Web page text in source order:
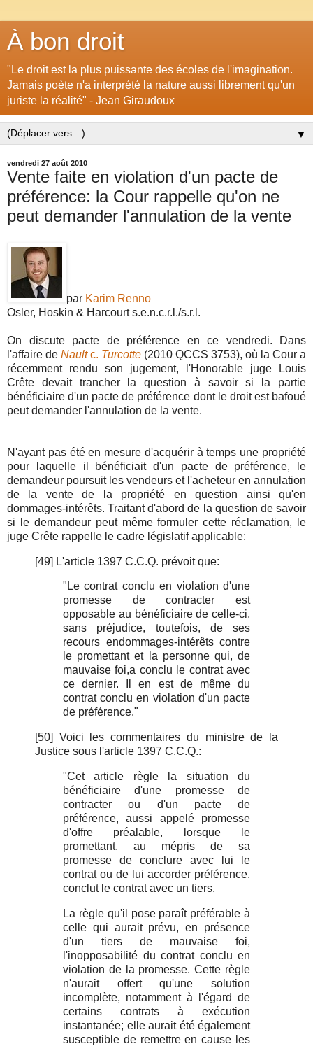
À bon droit
"Le droit est la plus puissante des écoles de l'imagination.
Jamais poète n'a interprété la nature aussi librement qu'un
juriste la réalité" - Jean Giraudoux
▼
vendredi 27 août 2010
Vente faite en violation d'un pacte de
préférence: la Cour rappelle qu'on ne
peut demander l'annulation de la vente
par Karim Renno
Osler, Hoskin & Harcourt s.e.n.c.r.l./s.r.l.
On discute pacte de préférence en ce vendredi. Dans
l'affaire de Naultc. Turcotte (2010 QCCS 3753), où la Cour a
récemment rendu son jugement, l'Honorable juge Louis
Crête devait trancher la question à savoir si la partie
bénéficiaire d'un pacte de préférence dont le droit est bafoué
peut demander l'annulation de la vente.
N'ayant pas été en mesure d'acquérir à temps une propriété
pour laquelle il bénéficiait d'un pacte de préférence, le
demandeur poursuit les vendeurs et l'acheteur en annulation
de la vente de la propriété en question ainsi qu'en
dommages-intérêts. Traitant d'abord de la question de savoir
si le demandeur peut même formuler cette réclamation, le
juge Crête rappelle le cadre législatif applicable:
[49] L'article 1397 C.C.Q. prévoit que:
"Le contrat conclu en violation d'une
promesse de contracter est
opposable au bénéficiaire de celle-ci,
sans préjudice, toutefois, de ses
recours endommages-intérêts contre
le promettant et la personne qui, de
mauvaise foi,a conclu le contrat avec
ce dernier. Il en est de même du
contrat conclu en violation d'un pacte
de préférence."
[50] Voici les commentaires du ministre de la
Justice sous l'article 1397 C.C.Q.:
"Cet article règle la situation du
bénéficiaire d'une promesse de
contracter ou d'un pacte de
préférence, aussi appelé promesse
d'offre préalable, lorsque le
promettant, au mépris de sa
promesse de conclure avec lui le
contrat ou de lui accorder préférence,
conclut le contrat avec un tiers.
La règle qu'il pose paraît préférable à
celle qui aurait prévu, en présence
d'un tiers de mauvaise foi,
l'inopposabilité du contrat conclu en
violation de la promesse. Cette règle
n'aurait offert qu'une solution
incomplète, notamment à l'égard de
certains contrats à exécution
instantanée; elle aurait été également
susceptible de remettre en cause les